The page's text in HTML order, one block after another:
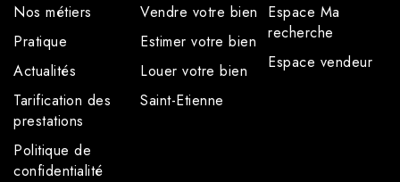
Nos métiers
Pratique
Actualités
Tarification des
prestations
Politique de
confidentialité
Vendre votre bien
Estimer votre bien
Louer votre bien
Saint-Etienne
Espace Ma
recherche
Espace vendeur